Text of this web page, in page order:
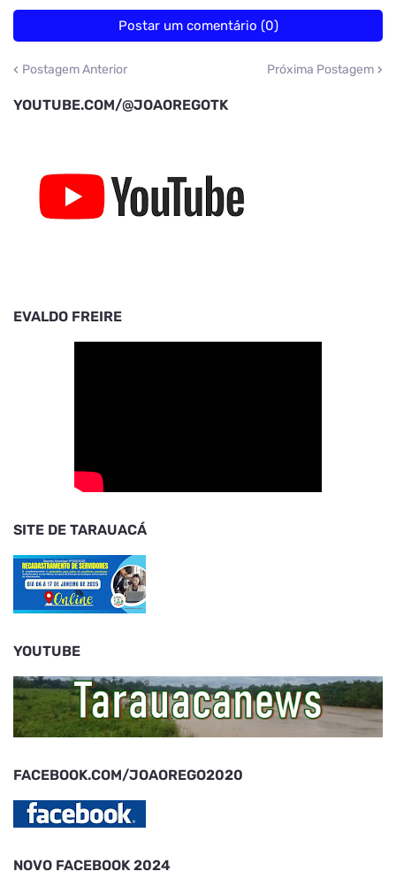
Postar um comentário (0)
Postagem Anterior Próxima Postagem
YOUTUBE.COM/@JOAOREGOTK
EVALDO FREIRE
SITE DE TARAUACÁ
YOUTUBE
FACEBOOK.COM/JOAOREGO2020
NOVO FACEBOOK 2024